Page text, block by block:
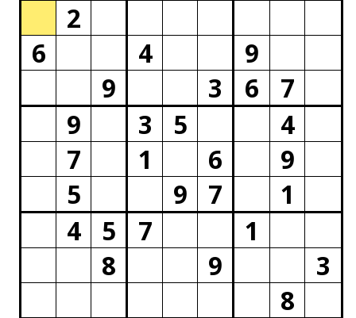
2
6
4
9
9
3 6
7
9
3 5
4
7
1 6
9
5
9 7
1
4
5 7
1
8
9
3
8